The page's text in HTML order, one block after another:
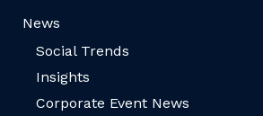
News
Social Trends
Insights
Corporate Event News